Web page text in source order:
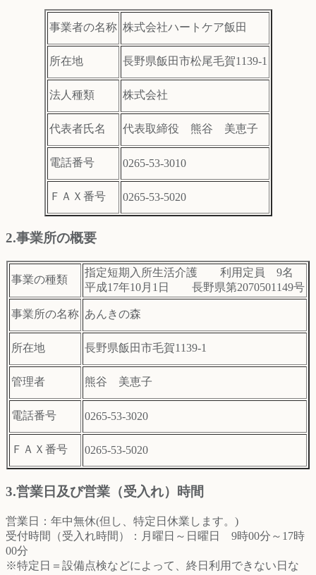
事業者の名称 株式会社ハートケア飯田
所在地 長野県飯田市松尾毛賀1139-1
法人種類 株式会社
代表者氏名 代表取締役 熊谷 美恵子
電話番号 0265-53-3010
ＦＡＸ番号 0265-53-5020
2.事業所の概要
事業の種類
指定短期入所生活介護 利用定員 9名
平成17年10月1日 長野県第2070501149号
事業所の名称 あんきの森
所在地 長野県飯田市毛賀1139-1
管理者 熊谷 美恵子
電話番号 0265-53-3020
ＦＡＸ番号 0265-53-5020
3.営業日及び営業（受入れ）時間
営業日：年中無休(但し、特定日休業します。)
受付時間（受入れ時間）：月曜日～日曜日 9時00分～17時
00分
※特定日＝設備点検などによって、終日利用できない日な